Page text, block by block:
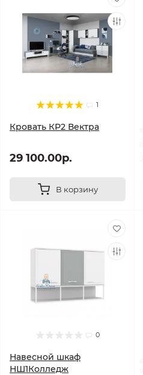
1
Кровать КР2 Вектра
29 100.00р.
В корзину
0
Навесной шкаф
НШ1Колледж